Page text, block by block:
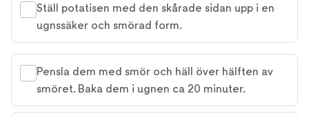
Ställ potatisen med den skårade sidan upp i en
ugnssäker och smörad form.
Pensla dem med smör och häll över hälften av
smöret. Baka dem i ugnen ca 20 minuter.